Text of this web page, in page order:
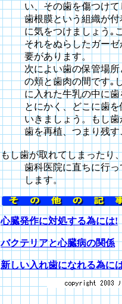
い、その歯を傷つけ
歯根膜という組織が
に気をつけましょう｡
それをぬらしたガー
要があります。
次によい歯の保管場
の頬と歯肉の間です｡
に入れた牛乳の中に
とにかく、どこに歯
いきましょう。もし
歯を再植、つまり残
もし歯が取れてしまったり
歯科医院に直ちに行
します。
心臓発作に対処する為には!
バクテリアと心臓病の関係
新しい入れ歯になれる為に